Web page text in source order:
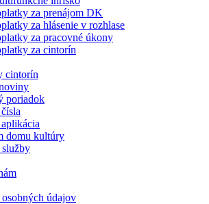
za prenájom DK
za hlásenie v rozhlase
za pracovné úkony
za cintorín
cintorín
poriadok
domu kultúry
služby
údajov